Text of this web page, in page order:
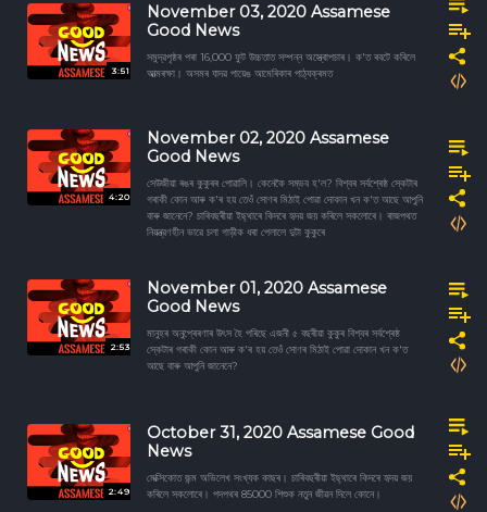
3:51
November 03, 2020 Assamese
Good News
সমুদ্রপৃষ্ঠৰ পৰা 16,000 ফুট উচ্চতাত সম্পন্ন অস্ত্ৰোপচাৰ। ক'ত ৰবটে কৰিলে
আত্মৰক্ষা। অসমৰ যাদৱ পায়েঙ আমেৰিকাৰ পাঠ্যক্ৰমত
4:20
November 02, 2020 Assamese
Good News
সেউজীয়া ৰঙৰ কুকুৰৰ পোৱালি। কেনেকৈ সম্ভব হ'ল? বিশ্বৰ সৰ্বশ্ৰেষ্ঠ স্কেটাৰ
গৰাকী কোন আৰু ক'ৰ হয় তেওঁ সোণৰ মিঠাই পোৱা দোকান খন ক'ত আছে আপুনি
বাৰু জানেনে? চাৰিবছৰীয়া ইছ্থাৰে কিদৰে হৃদয় জয় কৰিলে সকলোৰে। ৰাজপথত
নিয়ন্ত্রণহীন ভাৱে চলা গাড়ীক ধৰা পেলালে দুটা কুকুৰে
2:53
November 01, 2020 Assamese
Good News
মানুহৰ অনুপ্ৰেৰণাৰ উৎস হৈ পৰিছে এজনী ৫ বছৰীয়া কুকুৰ বিশ্বৰ সৰ্বশ্ৰেষ্ঠ
স্কেটাৰ গৰাকী কোন আৰু ক'ৰ হয় তেওঁ সোণৰ মিঠাই পোৱা দোকান খন ক'ত
আছে বাৰু আপুনি জানেনে?
2:49
October 31, 2020 Assamese Good
News
মেক্সিকোত জন্ম অভিলেখ সংখ্যক কাছৰ। চাৰিবছৰীয়া ইছ্থাৰে কিদৰে হৃদয় জয়
কৰিলে সকলোৰে। পদপথৰ 85000 শিশুক নতুন জীৱন দিলে কোনে।